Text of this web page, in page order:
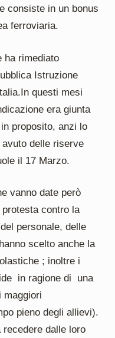
consiste in un bonus
ferroviaria.
ha rimediato
Istruzione
questi mesi
era giunta
proposito, anzi lo
delle riserve
il 17 Marzo.
vanno date però
contro la
personale, delle
scelto anche la
; inoltre i
in ragione di una
maggiori
pieno degli allievi).
recedere dalle loro